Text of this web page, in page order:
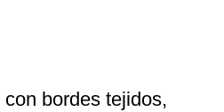
bordes tejidos,